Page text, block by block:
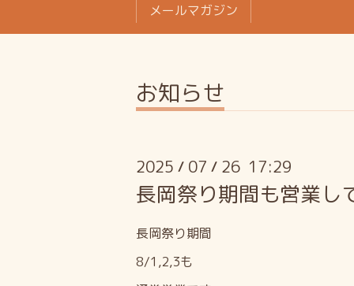
メールマガジン
お知らせ
2025 / 07 / 26 17:29
長岡祭り期間も営業し
長岡祭り期間
8/1,2,3も